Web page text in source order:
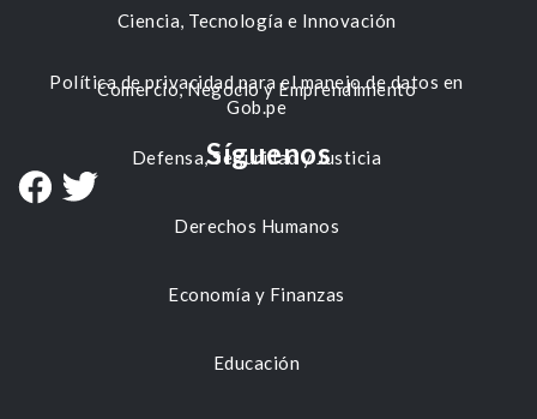
Ciencia, Tecnología e Innovación
Comercio, Negocio y Emprendimiento
Defensa, Seguridad y Justicia
Derechos Humanos
Economía y Finanzas
Educación
Política de privacidad para el manejo de datos en
Gob.pe
Síguenos